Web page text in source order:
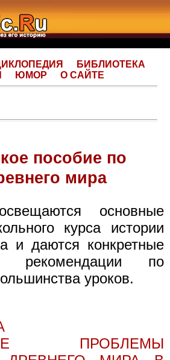
БИБЛИОТЕКА
ЮМОР О САЙТЕ
пособие по
мира
основные
курса истории
и даются конкретные
рекомендации по
уроков.
ПРОБЛЕМЫ